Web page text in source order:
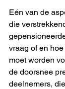
Eén van de
die
vraag of en
moet worden
de doorsnee
deelnemers,